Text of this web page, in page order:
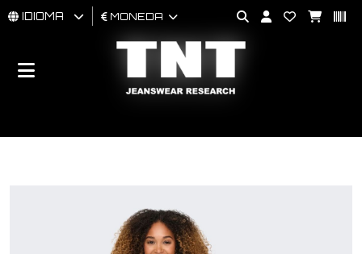
HOMBRES
BRAND
IDIOMA MONEDA